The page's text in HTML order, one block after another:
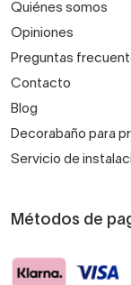
Quiénes somos
Opiniones
Preguntas
Contacto
Blog
Decorabaño para
Servicio de
Métodos de